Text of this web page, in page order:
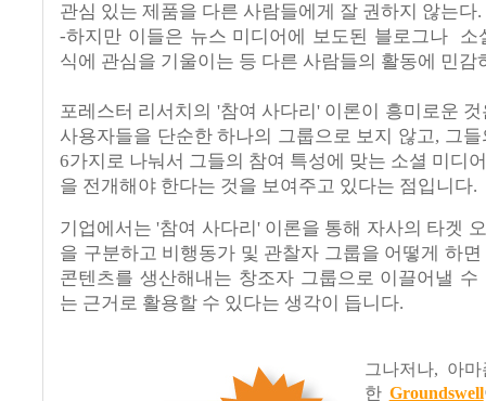
관심 있는 제품을 다른 사람들에게 잘 권하지 않는다.
-하지만 이들은 뉴스 미디어에 보도된 블로그나
소
식에 관심을 기울이는 등 다른 사람들의 활동에 민감
포레스터 리서치의 '참여 사다리' 이론이 흥미로운
사용자들을 단순한 하나의 그룹으로 보지 않고, 그
6가지로 나눠서 그들의 참여 특성에 맞는 소셜 미디
을 전개해야 한다는 것을 보여주고 있다는 점입니다.
기업에서는 '참여 사다리 ' 이론을 통해 자사의 타겟
을 구분하고 비행동가 및 관찰자 그룹을 어떻게 하
콘텐츠를 생산해내는 창조자 그룹으로 이끌어낼 수
는 근거로 활용할 수 있다는 생각이 듭니다.
그나저나, 아
한 Groundswell